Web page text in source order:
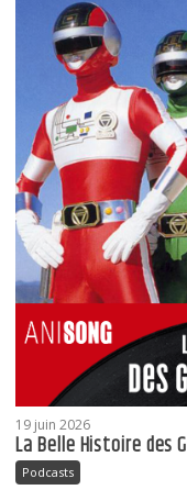
19 juin 2026
La Belle Histoire des
Podcasts